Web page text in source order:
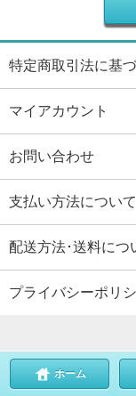
特定商取引法に基
マイアカウント
お問い合わせ
支払い方法について
配送方法･送料につ
プライバシーポリ
ホーム